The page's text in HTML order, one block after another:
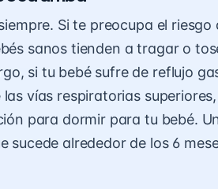
Si te preocupa el
sanos tienden a tragar o
si tu bebé sufre de reflujo
vías respiratorias
para dormir para tu bebé.
sucede alrededor de los 6